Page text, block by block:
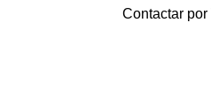
Contactar